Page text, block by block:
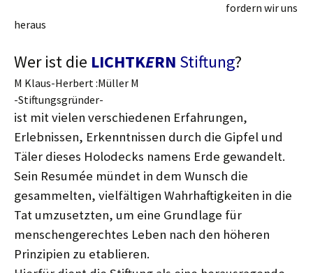
fordern wir uns
heraus
Wer ist die LICHTKERN Stiftung?
M Klaus-Herbert :Müller M
-Stiftungsgründer-
ist mit vielen verschiedenen Erfahrungen,
Erlebnissen, Erkenntnissen durch die Gipfel und
Täler dieses Holodecks namens Erde gewandelt.
Sein Resumée mündet in dem Wunsch die
gesammelten, vielfältigen Wahrhaftigkeiten in die
Tat umzusetzten, um eine Grundlage für
menschengerechtes Leben nach den höheren
Prinzipien zu etablieren.